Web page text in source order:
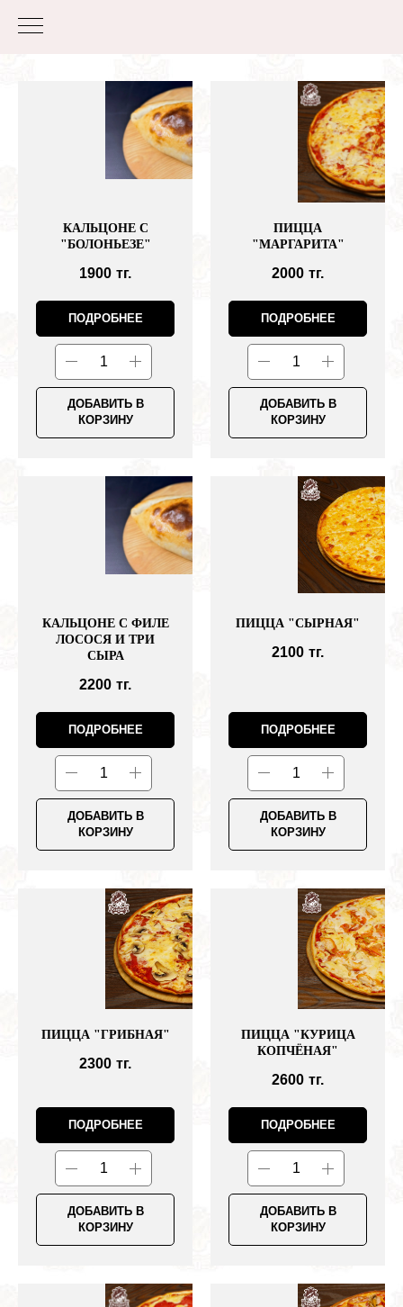
КАЛЬЦОНЕ С
"БОЛОНЬЕЗЕ"
1900 тг.
ПОДРОБНЕЕ
ДОБАВИТЬ В
КОРЗИНУ
ПИЦЦА
"МАРГАРИТА"
2000 тг.
ПОДРОБНЕЕ
ДОБАВИТЬ В
КОРЗИНУ
КАЛЬЦОНЕ С ФИЛЕ
ЛОСОСЯ И ТРИ
СЫРА
2200 тг.
ПОДРОБНЕЕ
ДОБАВИТЬ В
КОРЗИНУ
ПИЦЦА "СЫРНАЯ"
2100 тг.
ПОДРОБНЕЕ
ДОБАВИТЬ В
КОРЗИНУ
ПИЦЦА "ГРИБНАЯ"
2300 тг.
ПОДРОБНЕЕ
ДОБАВИТЬ В
КОРЗИНУ
ПИЦЦА "КУРИЦА
КОПЧЁНАЯ"
2600 тг.
ПОДРОБНЕЕ
ДОБАВИТЬ В
КОРЗИНУ